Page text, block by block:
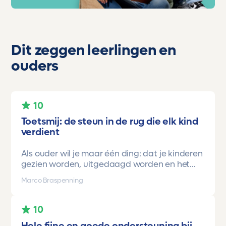
Dit zeggen leerlingen en
ouders
10
Toetsmij: de steun in de rug die elk kind
verdient
Als ouder wil je maar één ding: dat je kinderen
gezien worden, uitgedaagd worden en het
vertrouwen krijgen dat ze méér kunnen dan ze
zelf soms denken. Voor ons is Toetsmij daarin
Onze oudste dochter begon ooit op mavo-
Marco Braspenning
10